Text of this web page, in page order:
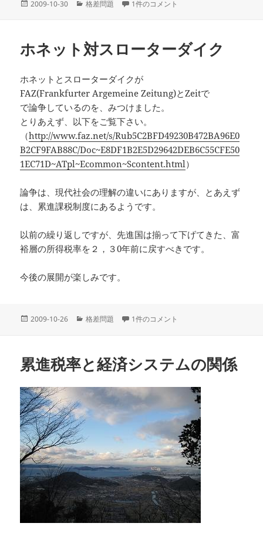
投
2009-10-30
カ
ー
格差問題 格差の限界について への
1件のコメント
ホネット対スローターダイク
ホネットとスローターダイクが
FAZ(Frankfurter Argemeine Zeitung)とZeitで
で論争しているのを、みつけました。
とりあえず、以下をご覧下さい。
（http://www.faz.net/s/Rub5C2BFD49230B472BA96E0
B2CF9FAB88C/Doc~E8DF1B2E5D29642DEB6C55CFE50
1EC71D~ATpl~Ecommon~Scontent.html ）
論争は、現代社会の理解の違いにありますが、とあえず
は、累進課税制度にあるようです。
以前の繰り返しですが、先進国は揃って下げてきた、富
裕層の所得税率を２，３0年前に戻すべきです。
今後の展開が楽しみです。
投
2009-10-26
カ
ー
格差問題 ホネット対スローターダイク への
1件のコメント
累進税率と経済システムの関係